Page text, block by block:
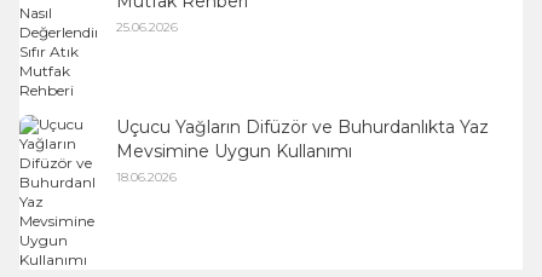
25.06.2026
Uçucu Yağların Difüzör ve Buhurdanlıkta Yaz
Mevsimine Uygun Kullanımı
18.06.2026